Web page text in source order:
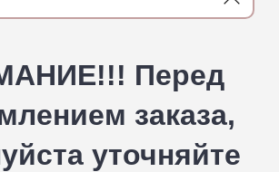
Перед
заказа,
уточняйте